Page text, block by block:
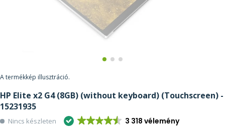
A termékkép illusztráció.
HP Elite x2 G4 (8GB) (without keyboard) (Touchscreen) -
15231935
Nincs készleten 3 318 vélemény